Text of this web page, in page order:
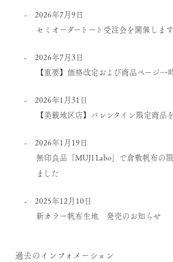
2026年7月9日
セミオーダートート受注会を開催します
2026年7月3日
【重要】価格改定および商品ページ一
2026年1月31日
【美観地区店】バレンタイン限定商品
2026年1月19日
無印良品「MUJI Labo」で倉敷帆布の
ました
2025年12月10日
新カラー帆布生地 発売のお知らせ
過去のインフォメーション